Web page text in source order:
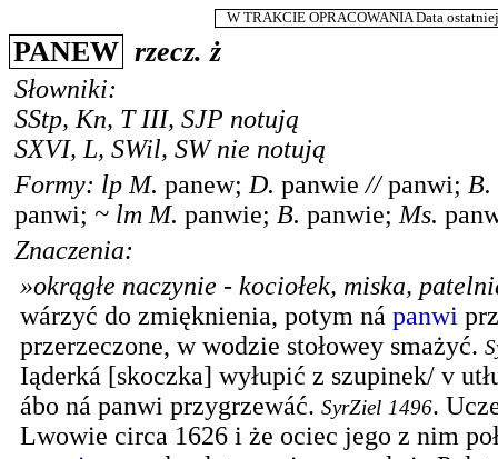
W TRAKCIE OPRACOWANIA Data
PANEW rzecz. ż
Słowniki:
SStp, Kn, T III, SJP notują
SXVI, L, SWil, SWnie notują
Formy: lp M. panew; D. panwie // panwi; B.
panwi; ~ lm M. panwie; B. panwie; Ms.
Znaczenia:
»okrągłe naczynie - kociołek, miska,
wárzyć do zmięknienia, potym ná panwi
przerzeczone, w wodzie stołowey smażyć.
Iąderká [skoczka] wyłupić z szupinek/ v
ábo ná panwi przygrzewáć. SyrZiel 1496.
Lwowie circa 1626 i że ociec jego z nim